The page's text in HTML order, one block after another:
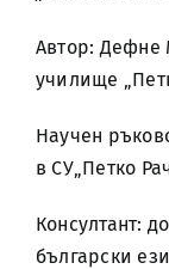
Автор: Дефне
училище
Научен
в СУ„Петко
Консултант:
български